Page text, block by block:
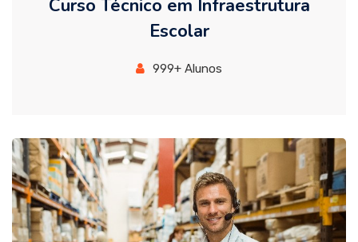
Curso Técnico em Infraestrutura
Escolar
999+ Alunos